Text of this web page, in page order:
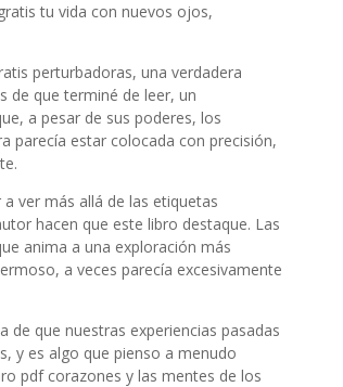
tu vida con nuevos ojos,
perturbadoras, una verdadera
de que terminé de leer, un
a pesar de sus poderes, los
parecía estar colocada con precisión,
ver más allá de las etiquetas
hacen que este libro destaque. Las
anima a una exploración más
a veces parecía excesivamente
de que nuestras experiencias pasadas
y es algo que pienso a menudo
pdf corazones y las mentes de los